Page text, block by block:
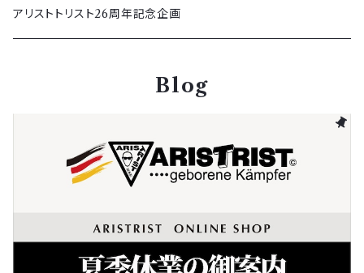
秋冬
その他アクセサリー
アウター＆ボトムス
その他グッズ
アリストトリスト26周年記念企画
Blog